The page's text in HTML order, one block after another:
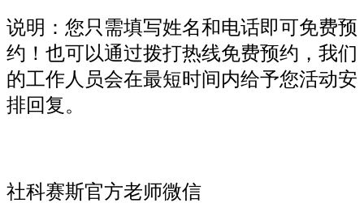
说明：您只需填写姓名和电话即可免费预
约！也可以通过拨打热线免费预约，我们
的工作人员会在最短时间内给予您活动安
排回复。
社科赛斯官方老师微信